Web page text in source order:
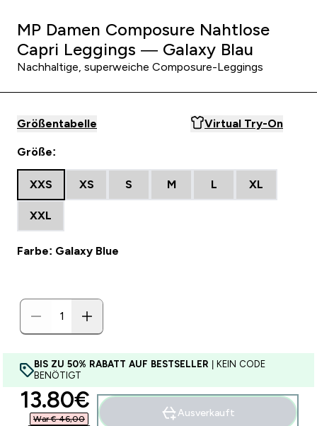
MP Damen Composure Nahtlose
Capri Leggings — Galaxy Blau
Nachhaltige, superweiche Composure-Leggings
Größentabelle Virtual Try-On
Größe:
XXS XS S M L XL
XXL
Farbe: Galaxy Blue
BIS ZU 50% RABATT AUF BESTSELLER | KEIN CODE
BENÖTIGT
discounted price
13.80€‎
War € 46,00‎
Ausverkauft